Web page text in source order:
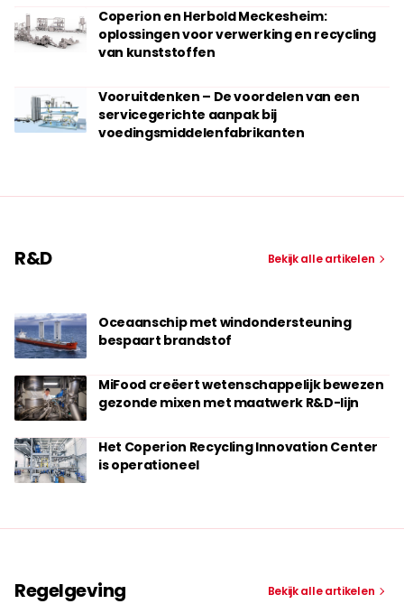
Coperion en Herbold Meckesheim:
oplossingen voor verwerking en recycling
van kunststoffen
Vooruitdenken – De voordelen van een
servicegerichte aanpak bij
voedingsmiddelenfabrikanten
R&D Bekijk alle artikelen
Oceaanschip met windondersteuning
bespaart brandstof
MiFood creëert wetenschappelijk bewezen
gezonde mixen met maatwerk R&D-lijn
Het Coperion Recycling Innovation Center
is operationeel
Regelgeving Bekijk alle artikelen